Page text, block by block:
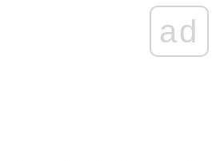
ad